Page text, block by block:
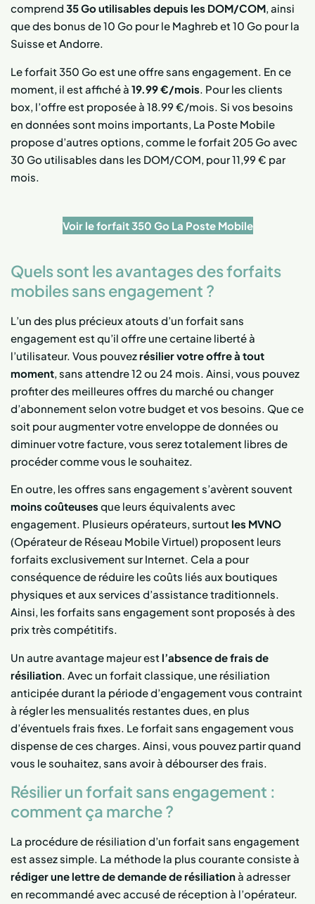
comprend 35 Go utilisables depuis les DOM/COM, ainsi
que des bonus de 10 Go pour le Maghreb et 10 Go pour la
Suisse et Andorre.
Le forfait 350 Go est une offre sans engagement. En ce
moment, il est affiché à 19.99 €/mois . Pour les clients
box, l’offre est proposée à 18.99 €/mois. Si vos besoins
en données sont moins importants, La Poste Mobile
propose d’autres options, comme le forfait 205 Go avec
30 Go utilisables dans les DOM/COM, pour 11,99 € par
mois.
Voir le forfait 350 Go La Poste Mobile
Quels sont les avantages des forfaits
mobiles sans engagement ?
L’un des plus précieux atouts d’un forfait sans
engagement est qu’il offre une certaine liberté à
l’utilisateur. Vous pouvez résilier votre offre à tout
moment, sans attendre 12 ou 24 mois. Ainsi, vous pouvez
profiter des meilleures offres du marché ou changer
d’abonnement selon votre budget et vos besoins. Que ce
soit pour augmenter votre enveloppe de données ou
diminuer votre facture, vous serez totalement libres de
procéder comme vous le souhaitez.
En outre, les offres sans engagement s’avèrent souvent
moins coûteuses que leurs équivalents avec
engagement. Plusieurs opérateurs, surtout les MVNO
(Opérateur de Réseau Mobile Virtuel) proposent leurs
forfaits exclusivement sur Internet. Cela a pour
conséquence de réduire les coûts liés aux boutiques
physiques et aux services d’assistance traditionnels.
Ainsi, les forfaits sans engagement sont proposés à des
prix très compétitifs.
Un autre avantage majeur est l’absence de frais de
résiliation. Avec un forfait classique, une résiliation
anticipée durant la période d’engagement vous contraint
à régler les mensualités restantes dues, en plus
d’éventuels frais fixes. Le forfait sans engagement vous
dispense de ces charges. Ainsi, vous pouvez partir quand
vous le souhaitez, sans avoir à débourser des frais.
Résilier un forfait sans engagement :
comment ça marche ?
La procédure de résiliation d’un forfait sans engagement
est assez simple. La méthode la plus courante consiste à
rédiger une lettre de demande de résiliationà adresser
en recommandé avec accusé de réception à l’opérateur.